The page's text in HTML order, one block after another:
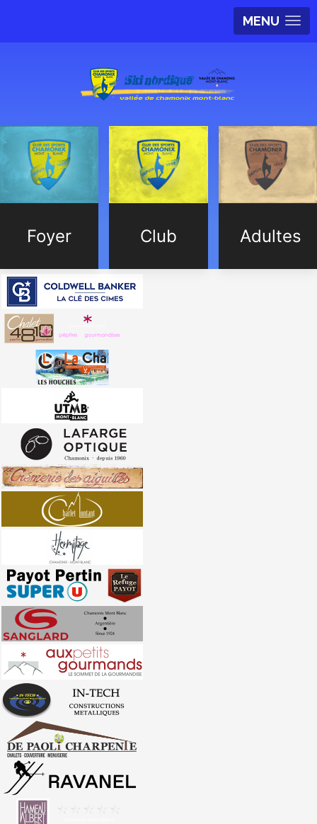
MENU
Foyer Club Adultes